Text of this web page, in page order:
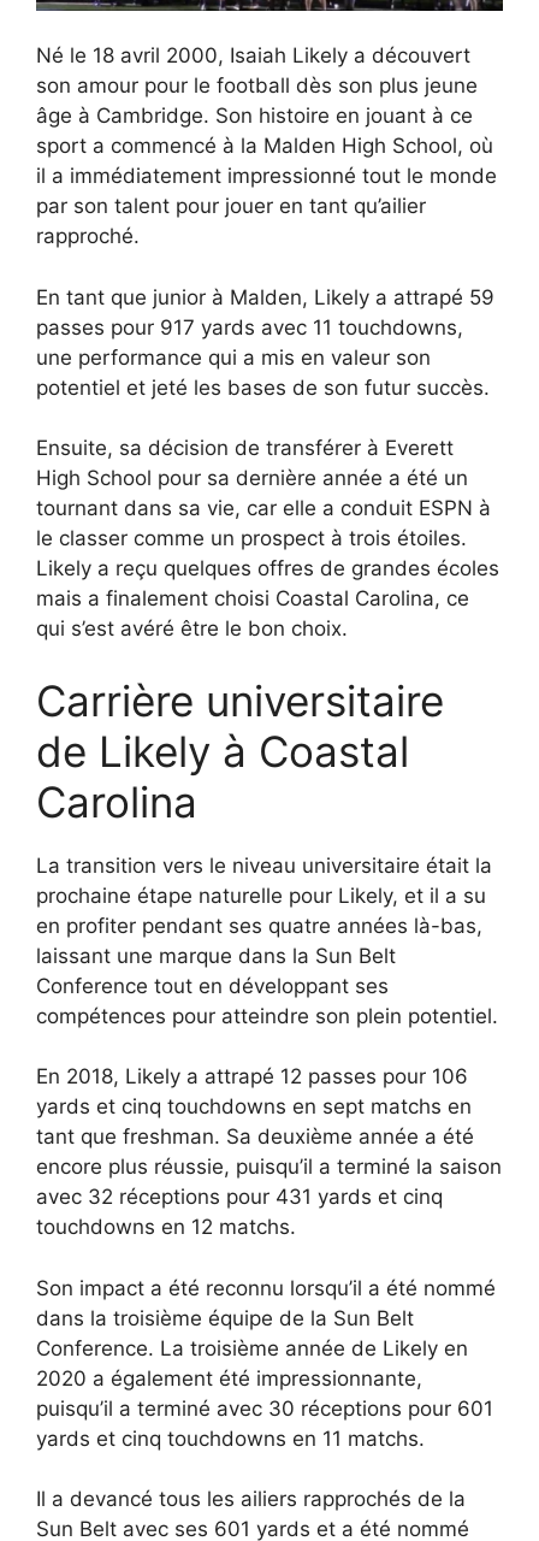
Né le 18 avril 2000, Isaiah Likely a découvert
son amour pour le football dès son plus jeune
âge à Cambridge. Son histoire en jouant à ce
sport a commencé à la Malden High School, où
il a immédiatement impressionné tout le monde
par son talent pour jouer en tant qu’ailier
rapproché.
En tant que junior à Malden, Likely a attrapé 59
passes pour 917 yards avec 11 touchdowns,
une performance qui a mis en valeur son
potentiel et jeté les bases de son futur succès.
Ensuite, sa décision de transférer à Everett
High School pour sa dernière année a été un
tournant dans sa vie, car elle a conduit ESPN à
le classer comme un prospect à trois étoiles.
Likely a reçu quelques offres de grandes écoles
mais a finalement choisi Coastal Carolina, ce
qui s’est avéré être le bon choix.
Carrière universitaire
de Likely à Coastal
Carolina
La transition vers le niveau universitaire était la
prochaine étape naturelle pour Likely, et il a su
en profiter pendant ses quatre années là-bas,
laissant une marque dans la Sun Belt
Conference tout en développant ses
compétences pour atteindre son plein potentiel.
En 2018, Likely a attrapé 12 passes pour 106
yards et cinq touchdowns en sept matchs en
tant que freshman. Sa deuxième année a été
encore plus réussie, puisqu’il a terminé la saison
avec 32 réceptions pour 431 yards et cinq
touchdowns en 12 matchs.
Son impact a été reconnu lorsqu’il a été nommé
dans la troisième équipe de la Sun Belt
Conference. La troisième année de Likely en
2020 a également été impressionnante,
puisqu’il a terminé avec 30 réceptions pour 601
yards et cinq touchdowns en 11 matchs.
Il a devancé tous les ailiers rapprochés de la
Sun Belt avec ses 601 yards et a été nommé